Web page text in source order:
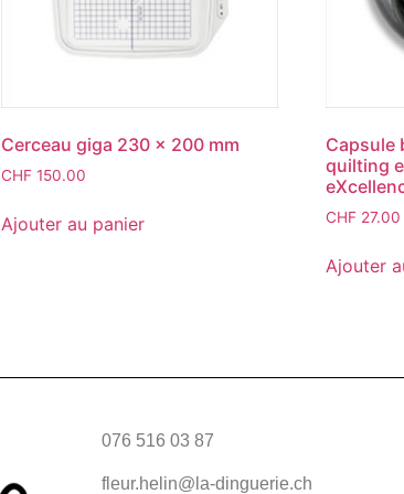
Cerceau giga 230 x 200 mm
CHF150.00
Ajouter au panier
Capsule
quilting
CHF 27.00
Ajouter
076 516 03 87
fleur.helin@la-dinguerie.ch